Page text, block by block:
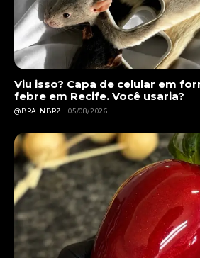
Viu isso? Capa de celular em
febre em Recife. Você usaria?
@BRAINBRZ 05/08/2026